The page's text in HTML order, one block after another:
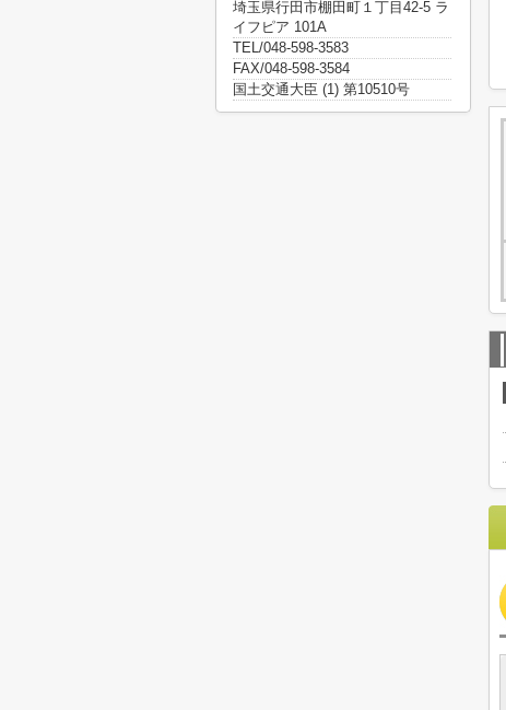
埼玉県行田市棚田町１丁目42-5 ラ
イフピア 101A
TEL/048-598-3583
FAX/048-598-3584
国土交通大臣 (1) 第10510号